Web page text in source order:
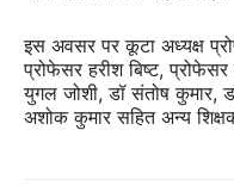
इस अवसर पर कूटा अध्यक्ष
प्रोफेसर हरीश बिष्ट,
युगल जोशी, डॉ संतोष कुमार,
अशोक कुमार सहित अन्य